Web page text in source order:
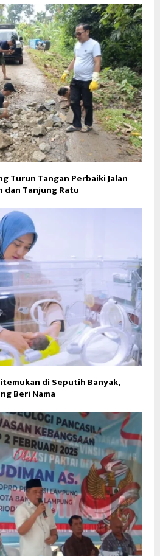
Turun Tangan Perbaiki Jalan
dan Tanjung Ratu
di Seputih Banyak,
Beri Nama